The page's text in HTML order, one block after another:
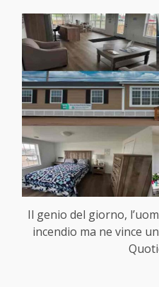
Il genio del giorno,
incendio ma ne vince